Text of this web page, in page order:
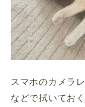
スマホのカメラ
などで拭いてお